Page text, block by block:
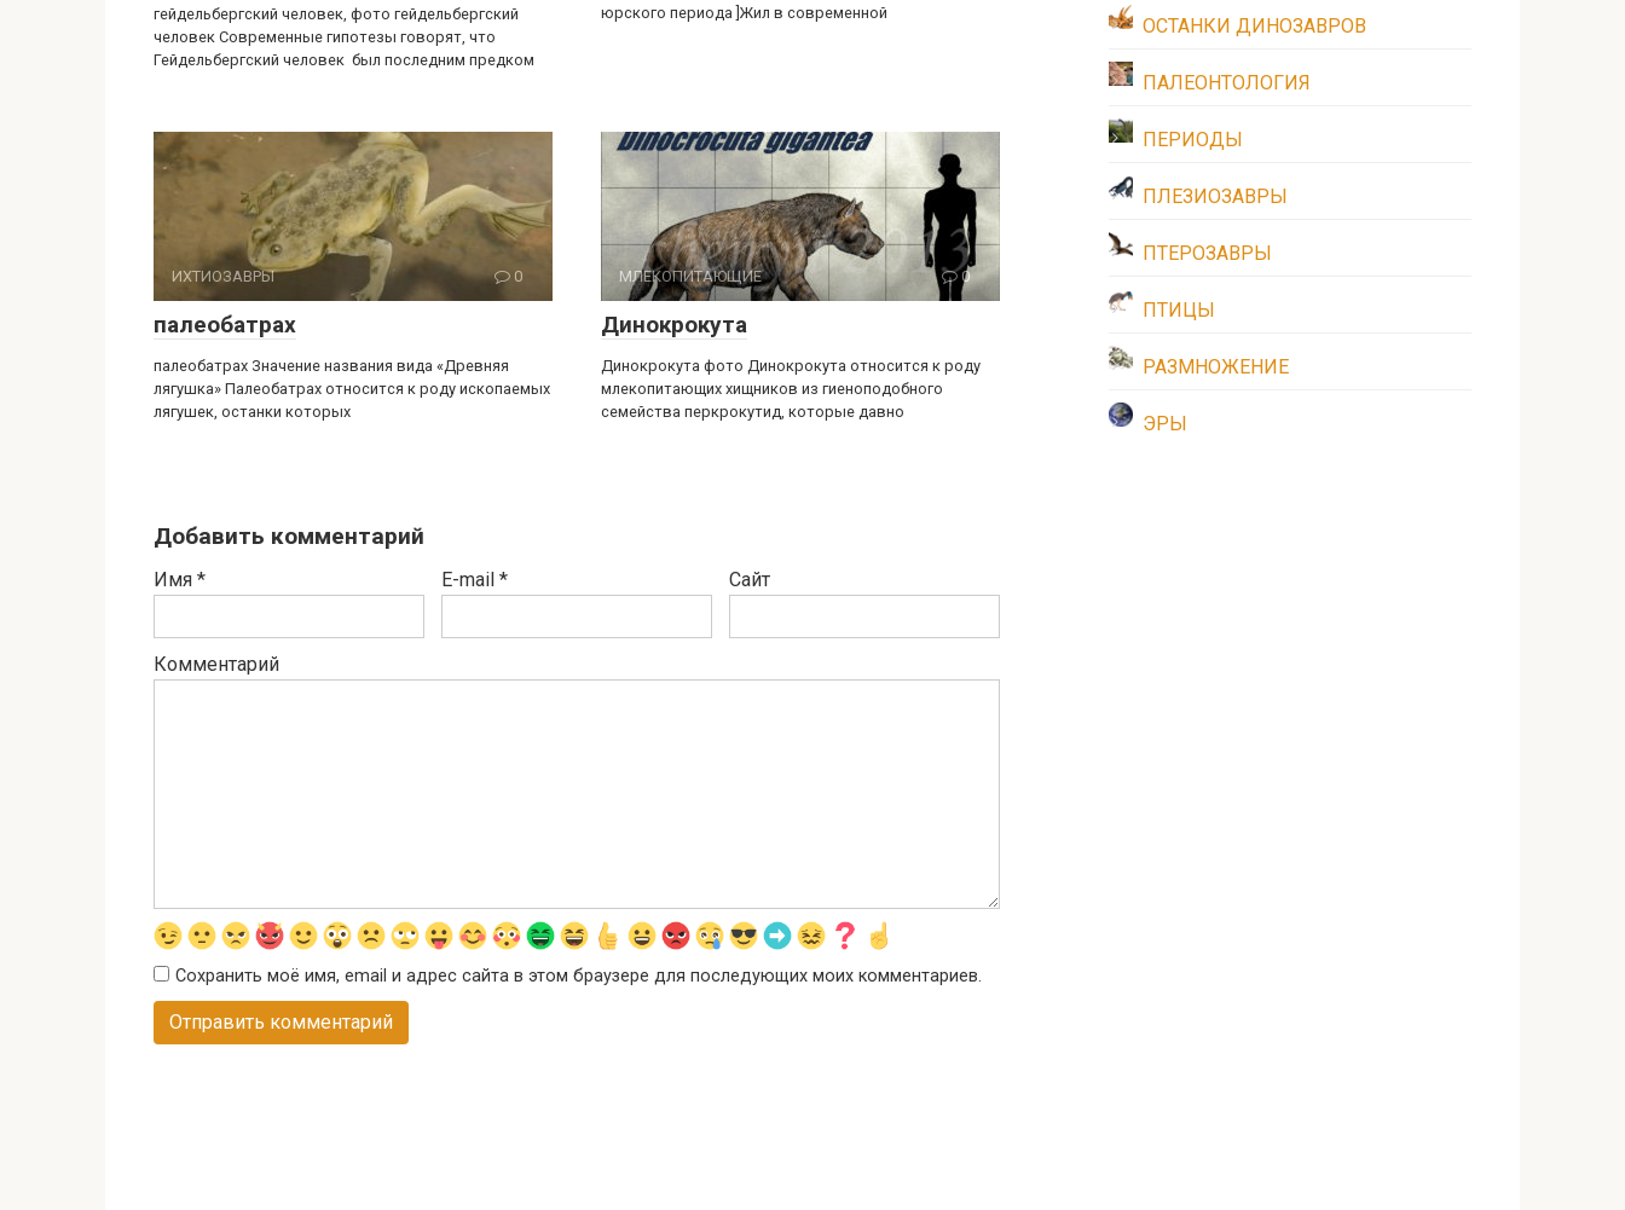
гейдельбергский человек, фото гейдельбергский
человек Современные гипотезы говорят, что
Гейдельбергский человек был последним предком
юрского периода ]Жил в современной
ИХТИОЗАВРЫ 0
палеобатрах
палеобатрах Значение названия вида «Древняя
лягушка» Палеобатрах относится к роду ископаемых
лягушек, останки которых
МЛЕКОПИТАЮЩИЕ 0
Динокрокута
Динокрокута фото Динокрокута относится к роду
млекопитающих хищников из гиеноподобного
семейства перкрокутид, которые давно
Добавить комментарий
Имя * E-mail * Сайт
Комментарий
Сохранить моё имя, email и адрес сайта в этом браузере для последующих моих комментариев.
ОСТАНКИ ДИНОЗАВРОВ
ПАЛЕОНТОЛОГИЯ
ПЕРИОДЫ
ПЛЕЗИОЗАВРЫ
ПТЕРОЗАВРЫ
ПТИЦЫ
РАЗМНОЖЕНИЕ
ЭРЫ